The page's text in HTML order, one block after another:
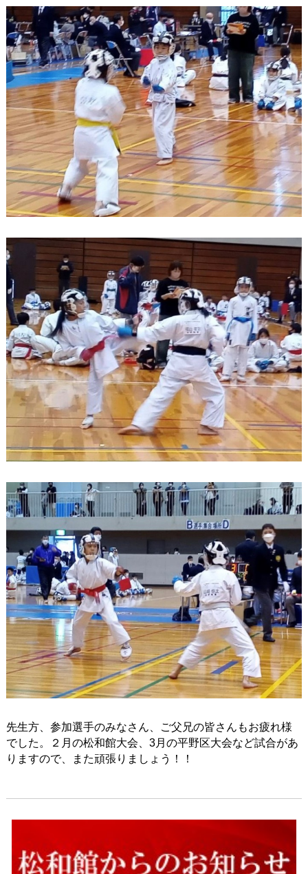
先生方、参加選手のみなさん、ご父兄の皆さんもお疲れ様
でした。２月の松和館大会、 3月の平野区大会など試合があ
りますので、また頑張りましょう！！